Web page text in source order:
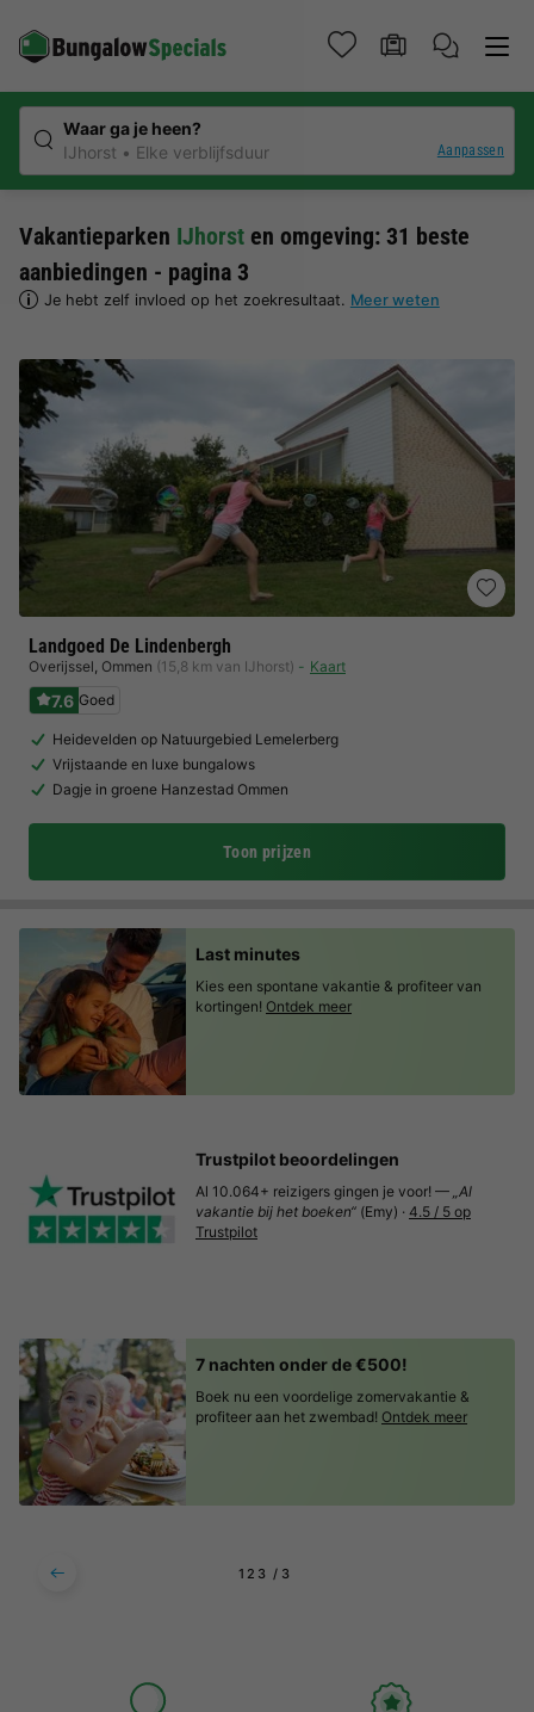
Waar ga je heen?
IJhorst
Elke verblijfsduur Aanpassen
Vakantieparken IJhorst en omgeving: 31 beste
aanbiedingen - pagina 3
Je hebt zelf invloed op het zoekresultaat. Meer weten
Landgoed De Lindenbergh
Overijssel, Ommen (15,8 km van IJhorst) Kaart
7.6 Goed
Heidevelden op Natuurgebied Lemelerberg
Vrijstaande en luxe bungalows
Dagje in groene Hanzestad Ommen
Toon prijzen
Last minutes
Kies een spontane vakantie & profiteer van
kortingen! Ontdek meer
Trustpilot beoordelingen
Al 10.064+ reizigers gingen je voor! — „Al
vakantie bij het boeken“ (Emy) · 4.5 / 5 op
Trustpilot
7 nachten onder de €500!
Boek nu een voordelige zomervakantie &
profiteer aan het zwembad! Ontdek meer
1 2 3